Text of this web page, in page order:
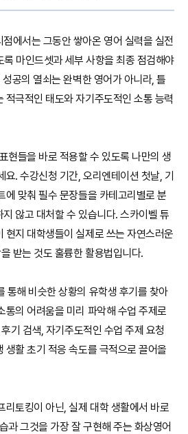
에서는 그동안 쌓아온 영어 실력을 실전
마인드셋과 세부 사항을 최종 점검해야
공의 열쇠는 완벽한 영어가 아니라, 틀
적극적인 태도와 자기주도적인 소통 능력
현들을 바로 적용할 수 있도록 나만의 생
요. 수강신청 기간, 오리엔테이션 첫날, 기
에 맞춰 필수 문장들을 카테고리별로 분
않고 대처할 수 있습니다. 스카이벨 튜
현지 대학생들이 실제로 쓰는 자연스러운
받는 것도 훌륭한 활용법입니다.
통해 비슷한 상황의 유학생 후기를 찾아
통의 어려움을 미리 파악해 수업 주제로
기 검색, 자기주도적인 수업 주제 요청
생활 초기 적응 속도를 극적으로 끌어올
리토킹이 아닌, 실제 대학 생활에서 바로
과 그것을 가장 잘 구현해 주는 화상영어